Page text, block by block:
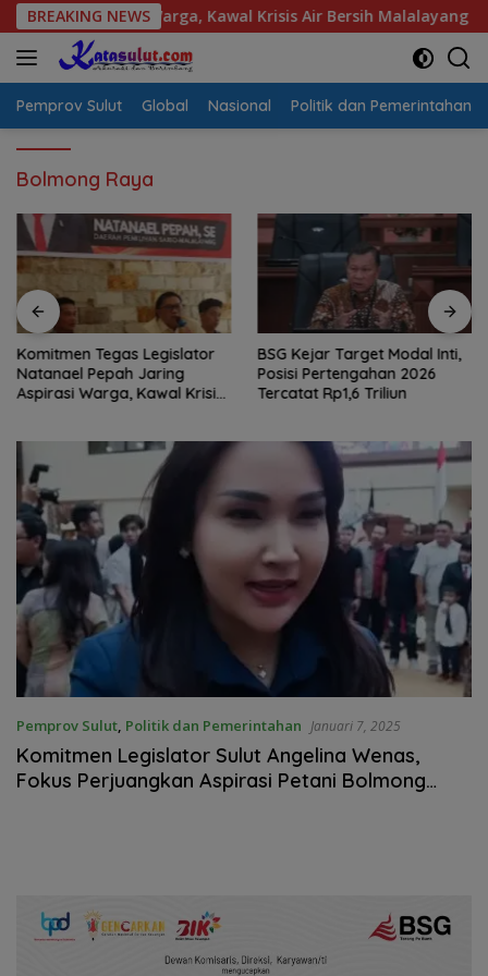
Langsung
ke
konten
BREAKING NEWS
Warga, Kawal Krisis Air Bersih Malalayang II Hingga
Pemprov Sulut Global Nasional Politik dan Pemerintahan
Bolmong Raya
Komitmen Tegas Legislator
Natanael Pepah Jaring
Aspirasi Warga, Kawal Krisis
Infrastruktur
BSG Kejar Target Modal Inti,
Posisi Pertengahan 2026
Tercatat Rp1,6 Triliun
Pemprov Sulut, Politik dan Pemerintahan Januari 7, 2025
Komitmen Legislator Sulut Angelina Wenas,
Fokus Perjuangkan Aspirasi Petani Bolmong